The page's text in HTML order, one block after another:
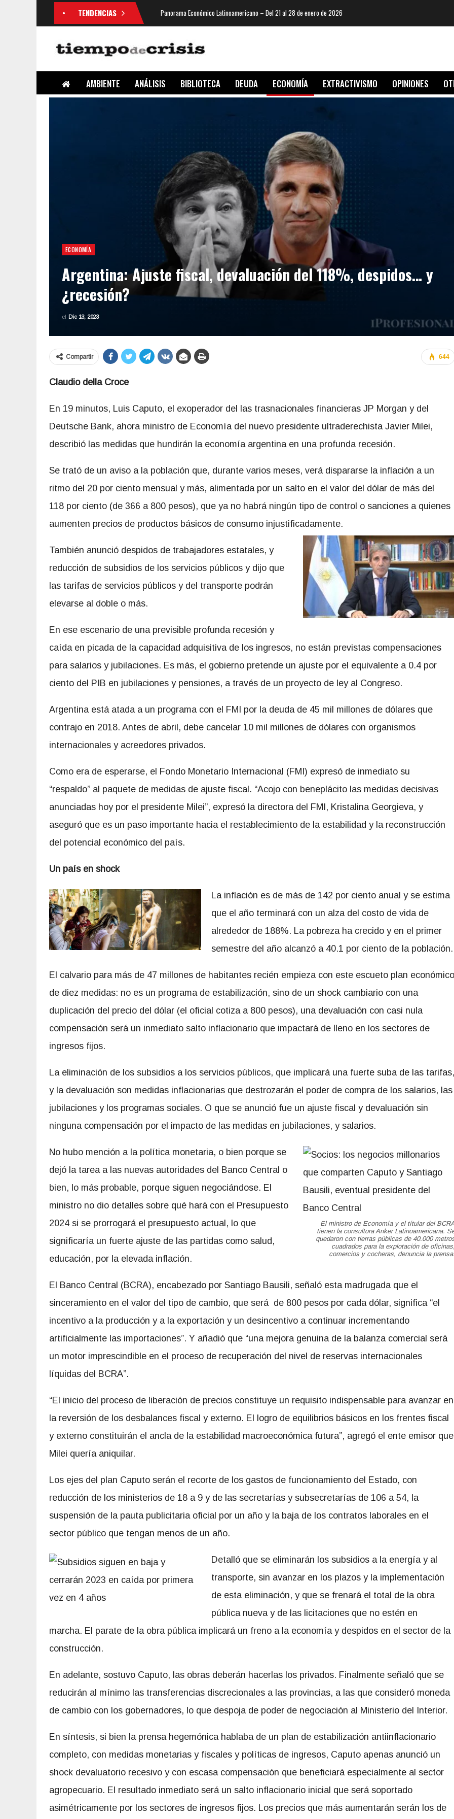
TENDENCIAS Panorama Económico Latinoamericano – Del 21 al 28 de enero de 2026
AMBIENTE ANÁLISIS BIBLIOTECA DEUDA ECONOMÍA EXTRACTIVISMO OPINIONES
ECONOMÍA
Argentina: Ajuste fiscal, devaluación del 118%, despidos… y
¿recesión?
el Dic 13, 2023
644
Compartir
Claudio della Croce
En 19 minutos, Luis Caputo, el exoperador del las trasnacionales financieras JP Morgan y del
Deutsche Bank, ahora ministro de Economía del nuevo presidente ultraderechista Javier Milei,
describió las medidas que hundirán la economía argentina en una profunda recesión.
Se trató de un aviso a la población que, durante varios meses, verá dispararse la inflación a un
ritmo del 20 por ciento mensual y más, alimentada por un salto en el valor del dólar de más del
118 por ciento (de 366 a 800 pesos), que ya no habrá ningún tipo de control o sanciones a quienes
aumenten precios de productos básicos de consumo injustificadamente.
También anunció despidos de trabajadores estatales, y
reducción de subsidios de los servicios públicos y dijo que
las tarifas de servicios públicos y del transporte podrán
elevarse al doble o más.
En ese escenario de una previsible profunda recesión y
caída en picada de la capacidad adquisitiva de los ingresos, no están previstas compensaciones
para salarios y jubilaciones. Es más, el gobierno pretende un ajuste por el equivalente a 0.4 por
ciento del PIB en jubilaciones y pensiones, a través de un proyecto de ley al Congreso.
Argentina está atada a un programa con el FMI por la deuda de 45 mil millones de dólares que
contrajo en 2018. Antes de abril, debe cancelar 10 mil millones de dólares con organismos
internacionales y acreedores privados.
Como era de esperarse, el Fondo Monetario Internacional (FMI) expresó de inmediato su
“respaldo” al paquete de medidas de ajuste fiscal. “Acojo con beneplácito las medidas decisivas
anunciadas hoy por el presidente Milei”, expresó la directora del FMI, Kristalina Georgieva, y
aseguró que es un paso importante hacia el restablecimiento de la estabilidad y la reconstrucción
del potencial económico del país.
Un país en shock
La inflación es de más de 142 por ciento anual y se estima
que el año terminará con un alza del costo de vida de
alrededor de 188%. La pobreza ha crecido y en el primer
semestre del año alcanzó a 40.1 por ciento de la población.
El calvario para más de 47 millones de habitantes recién empieza con este escueto plan económico
de diez medidas: no es un programa de estabilización, sino de un shock cambiario con una
duplicación del precio del dólar (el oficial cotiza a 800 pesos), una devaluación con casi nula
compensación será un inmediato salto inflacionario que impactará de lleno en los sectores de
ingresos fijos.
La eliminación de los subsidios a los servicios públicos, que implicará una fuerte suba de las tarifas,
y la devaluación son medidas inflacionarias que destrozarán el poder de compra de los salarios, las
jubilaciones y los programas sociales. O que se anunció fue un ajuste fiscal y devaluación sin
ninguna compensación por el impacto de las medidas en jubilaciones, y salarios.
El ministro de Economía y el títular del
tienen la consultora Anker Latinoamericana.
quedaron con tierras públicas de 40.000
cuadrados para la explotación de
comercios y cocheras, denuncia la
No hubo mención a la política monetaria, o bien porque se
dejó la tarea a las nuevas autoridades del Banco Central o
bien, lo más probable, porque siguen negociándose. El
ministro no dio detalles sobre qué hará con el Presupuesto
2024 si se prorrogará el presupuesto actual, lo que
significaría un fuerte ajuste de las partidas como salud,
educación, por la elevada inflación.
El Banco Central (BCRA), encabezado por Santiago Bausili, señaló esta madrugada que el
sinceramiento en el valor del tipo de cambio, que será de 800 pesos por cada dólar, significa “el
incentivo a la producción y a la exportación y un desincentivo a continuar incrementando
artificialmente las importaciones”. Y añadió que “una mejora genuina de la balanza comercial será
un motor imprescindible en el proceso de recuperación del nivel de reservas internacionales
líquidas del BCRA”.
“El inicio del proceso de liberación de precios constituye un requisito indispensable para avanzar en
la reversión de los desbalances fiscal y externo. El logro de equilibrios básicos en los frentes fiscal
y externo constituirán el ancla de la estabilidad macroeconómica futura”, agregó el ente emisor que
Milei quería aniquilar.
Los ejes del plan Caputo serán el recorte de los gastos de funcionamiento del Estado, con
reducción de los ministerios de 18 a 9 y de las secretarías y subsecretarías de 106 a 54, la
suspensión de la pauta publicitaria oficial por un año y la baja de los contratos laborales en el
sector público que tengan menos de un año.
Detalló que se eliminarán los subsidios a la energía y al
transporte, sin avanzar en los plazos y la implementación
de esta eliminación, y que se frenará el total de la obra
pública nueva y de las licitaciones que no estén en
marcha. El parate de la obra pública implicará un freno a la economía y despidos en el sector de la
construcción.
En adelante, sostuvo Caputo, las obras deberán hacerlas los privados. Finalmente señaló que se
reducirán al mínimo las transferencias discrecionales a las provincias, a las que consideró moneda
de cambio con los gobernadores, lo que despoja de poder de negociación al Ministerio del Interior.
En síntesis, si bien la prensa hegemónica hablaba de un plan de estabilización antiinflacionario
completo, con medidas monetarias y fiscales y políticas de ingresos, Caputo apenas anunció un
shock devaluatorio recesivo y con escasa compensación que beneficiará especialmente al sector
agropecuario. El resultado inmediato será un salto inflacionario inicial que será soportado
asimétricamente por los sectores de ingresos fijos. Los precios que más aumentarán serán los de